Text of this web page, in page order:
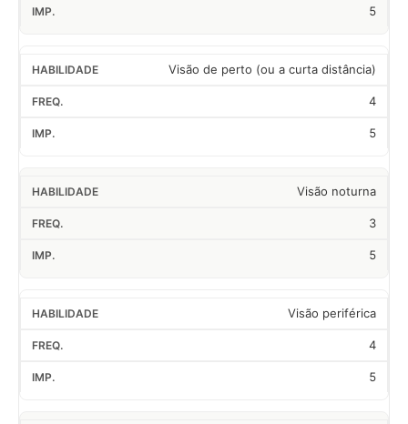
5
Visão de perto (ou a curta distância)
4
5
Visão noturna
3
5
Visão periférica
4
5